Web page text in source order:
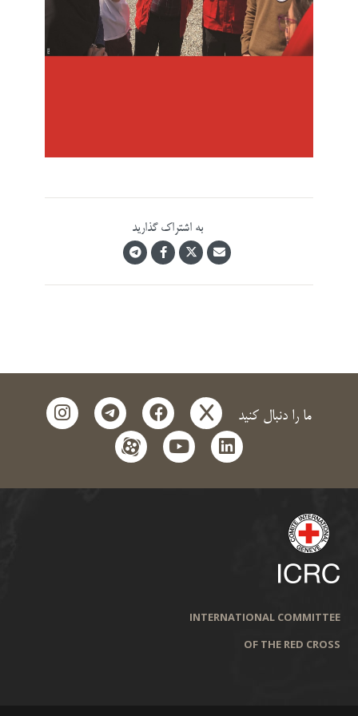
به اشتراک گذارید
ما را دنبال کنید x
facebook
telegram
instagram
linkedin
youtube
aparat
INTERNATIONAL COMMITTEE
OF THE RED CROSS